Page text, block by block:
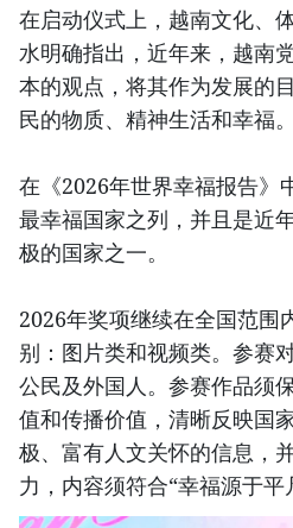
在启动仪式上，越南文化、
水明确指出，近年来，越南
本的观点，将其作为发展的
民的物质、精神生活和幸福。
在《2026年世界幸福报告》
最幸福国家之列，并且是近
极的国家之一。
2026年奖项继续在全国范围
别：图片类和视频类。参赛
公民及外国人。参赛作品须
值和传播价值，清晰反映国
极、富有人文关怀的信息，
力，内容须符合“幸福源于平